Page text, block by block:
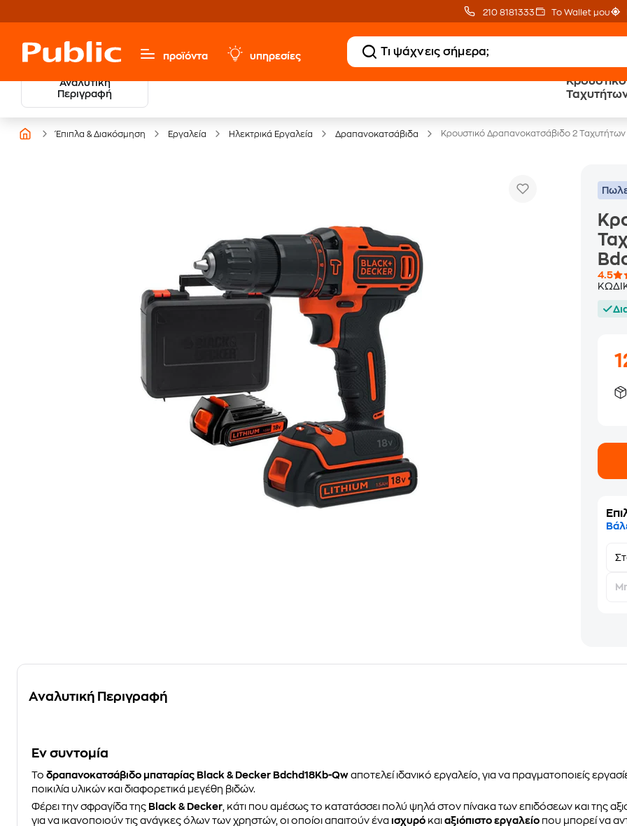
210 8181333 Το Wallet μου
προϊόντα υπηρεσίες
Αναλυτική
Περιγραφή
Έπιπλα & Διακόσμηση Εργαλεία Ηλεκτρικά Εργαλεία Δραπανοκατσάβιδα Κρουστικό Δραπανοκατσάβιδο 2
4.5
Αναλυτική Περιγραφή
Eν συντομία
Το δραπανοκατσάβιδο μπαταρίας Black & Decker Bdchd18Kb-Qw αποτελεί ιδανικό εργαλείο, για να πραγματοποιείς
ποικιλία υλικών και διαφορετικά μεγέθη βιδών.
Φέρει την σφραγίδα της Black & Decker , κάτι που αμέσως το κατατάσσει πολύ ψηλά στον πίνακα των επιδόσεων και της
για να ικανοποιούν τις ανάγκες όλων των χρηστών, οι οποίοι απαιτούν ένα ισχυρό και αξιόπιστο εργαλείο που μπορεί να